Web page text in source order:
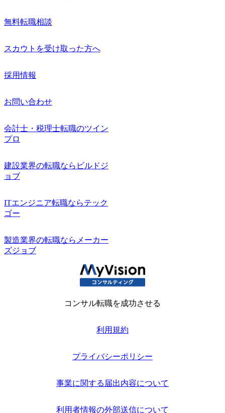
無料転職相談
スカウトを受け取った方へ
採用情報
お問い合わせ
会計士・税理士転職のツイン
プロ
建設業界の転職ならビルドジ
ョブ
ITエンジニア転職ならテック
ゴー
製造業界の転職ならメーカー
ズジョブ
コンサル転職を成功させる
利用規約
プライバシーポリシー
事業に関する届出内容について
利用者情報の外部送信について